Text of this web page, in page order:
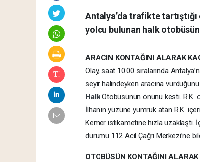
Antalya’da trafikte
yolcu bulunan halk
ARACIN KONTAĞINI ALARAK
Olay, saat 10.00 sıralarında
seyir halindeyken aracına
HalkOtobüsünün önünü kesti. R.K.
İlhan’ın yüzüne yumruk atan R.K.
Kemer istikametine hızla uzaklaştı.
durumu 112 Acil Çağrı Merkezi’ne
OTOBÜSÜN KONTAĞINI